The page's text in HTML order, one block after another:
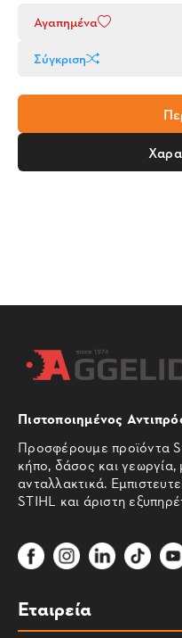
Αγαπημένα
Σύγκριση
Πιστοποιημένος
Προσφέρουμε προϊόντα
κήπο, δάσος και γεωργία,
ανταλλακτικά.
STIHL και άριστη
Εταιρεία